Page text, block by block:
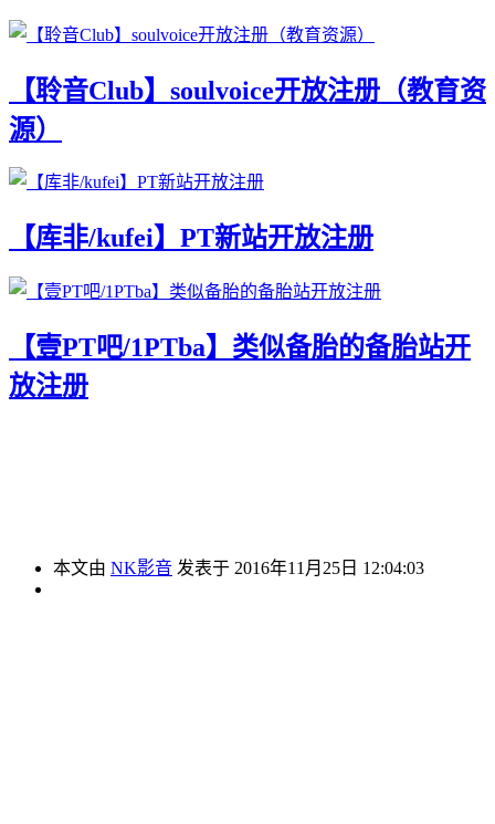
【聆音Club】soulvoice开放注册（教育资
源）
【库非/kufei】PT新站开放注册
【壹PT吧/1PTba】类似备胎的备胎站开
放注册
本文由 NK影音 发表于 2016年11月25日 12:04:03